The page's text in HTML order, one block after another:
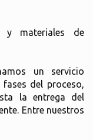
y materiales de
un servicio
del proceso,
la entrega del
Entre nuestros